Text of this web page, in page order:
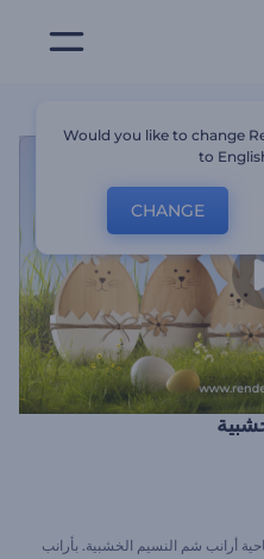
أرانب شم النسيم الخشبية. بأرانب
Would you like to change
to
CHANGE